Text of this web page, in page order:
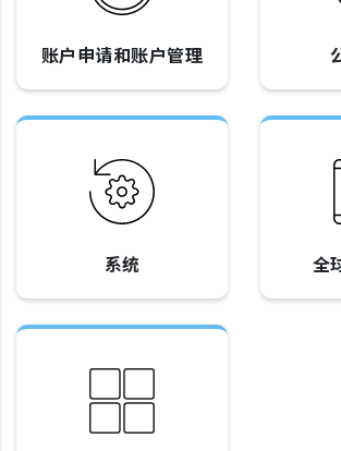
账户申请和账户管理
系统 全